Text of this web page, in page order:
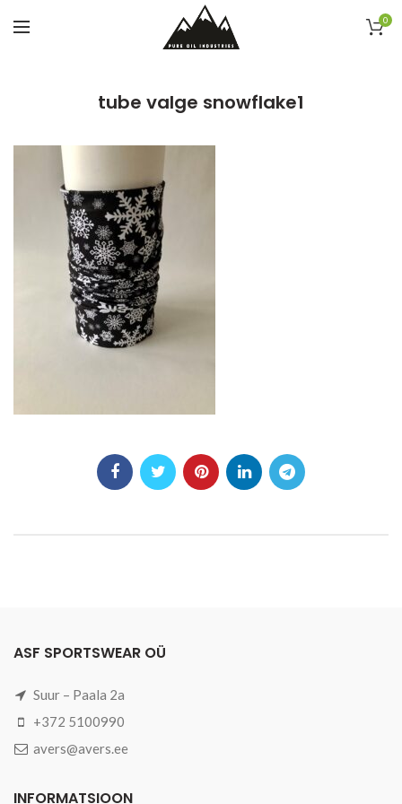
0
tube valge snowflake1
ASF SPORTSWEAR OÜ
Suur – Paala 2a
+372 5100990
avers@avers.ee
INFORMATSIOON